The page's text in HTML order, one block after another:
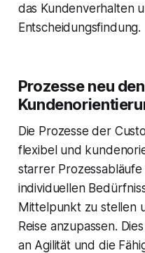
das Kundenverhalten
Entscheidungsfindung.
Prozesse neu
Die Prozesse der
flexibel und
starrer
individuellen
Mittelpunkt zu stellen
Reise anzupassen.
an Agilität und die